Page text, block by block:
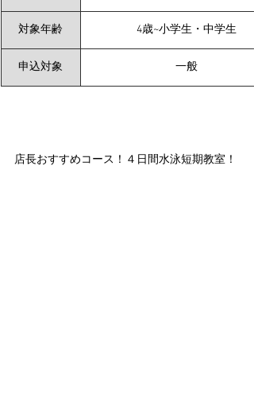
対象年齢 4歳~小学生・中学生
申込対象 一般
店長おすすめコース！４日間水泳短期教室！